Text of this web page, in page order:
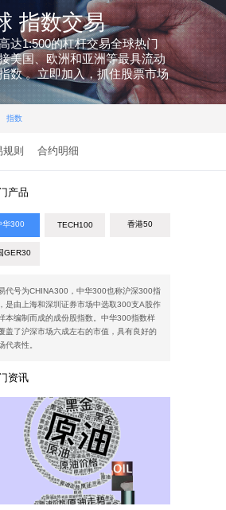
指数交易
达1:500的杠杆交易全球热门
美国、欧洲和亚洲等最具流动
数 。立即加入，抓住股票市场
指数
规则 合约明细
产品
华300 TECH100 香港50
GER30
代号为CHINA300，中华300也称沪深300指
是由上海和深圳证券市场中选取300支A股作
本编制而成的成份股指数。中华300指数样
盖了沪深市场六成左右的市值，具有良好的
代表性。
资讯